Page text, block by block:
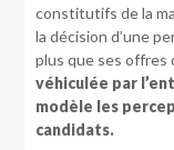
constitutifs de la
la décision d’une
plus que ses offres
véhiculée par
modèle les
candidats.